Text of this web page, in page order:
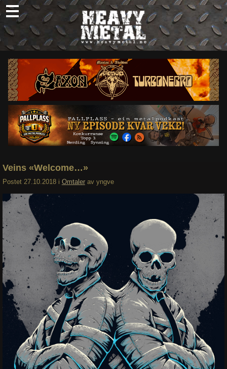
Skip
to
content
Nyheter
Omtaler
Intervjuer
Om oss
Abonner
Søk
Veins «Welcome…»
Postet 27.10.2018 i Omtaler av yngve